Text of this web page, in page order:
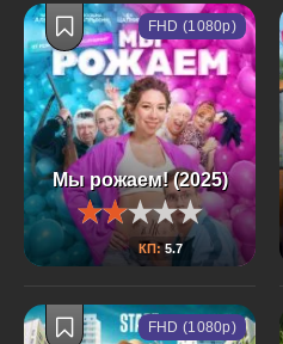
Мы рожаем! (2025)
КП:5.7
FHD (1080p)
FHD (1080p)